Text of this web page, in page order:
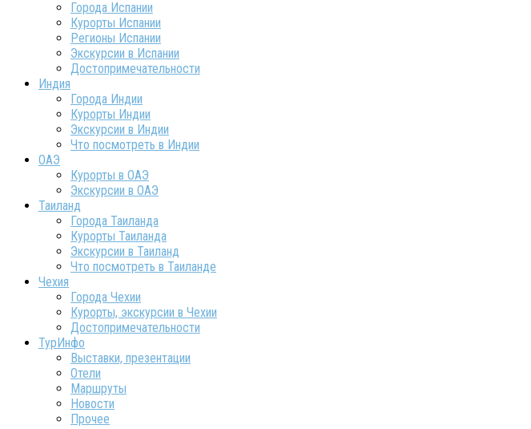
Города Испании
Курорты Испании
Регионы Испании
Экскурсии в Испании
Достопримечательности
Индия
Города Индии
Курорты Индии
Экскурсии в Индии
Что посмотреть в Индии
ОАЭ
Курорты в ОАЭ
Экскурсии в ОАЭ
Таиланд
Города Таиланда
Курорты Таиланда
Экскурсии в Таиланд
Что посмотреть в Таиланде
Чехия
Города Чехии
Курорты, экскурсии в Чехии
Достопримечательности
ТурИнфо
Выставки, презентации
Отели
Маршруты
Новости
Прочее